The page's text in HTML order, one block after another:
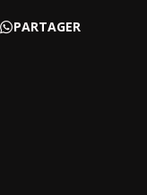
PARTAGER